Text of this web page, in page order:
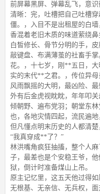
前屏幕黑屏、弹幕乱飞，意
清晰：完，吐槽把自己吐槽
僵。，入目不是出租屋的白
香混着老旧木质的味道萦绕
白皙修长、骨节分明的手，
敲键盘、布满薄茧的社畜手
花。，十七岁，刚**五日，大
实的末代**之君。，传位异母
风雨飘摇的大明，最凶险、最
外有后金虎视眈眈，年年叩
倾朝野、遍布党羽；朝堂东
也，各地灾情四起，流民遍地
但凡懂点明末历史的人都清楚
“我真穿成**了？”
林洪嘴角疯狂抽搐，整个人
子，最差也是个安稳王爷，
狱，倒计时准备煤山上吊。
原主记忆里，这五天他过得
无根基、无亲信、无兵权，